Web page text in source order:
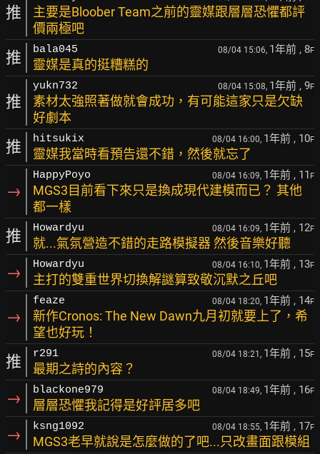
推
主要是Bloober Team之前的靈媒跟層層恐懼都評
價兩極吧
推 bala045 08/04 15:06, 1年前 , 8F
靈媒是真的挺糟糕的
推
yukn732 08/04 15:08, 1年前 , 9F
素材太強照著做就會成功，有可能這家只是欠缺
好劇本
推 hitsukix 08/04 16:00, 1年前 , 10F
靈媒我當時看預告還不錯，然後就忘了
→
HappyPoyo 08/04 16:09, 1年前 , 11 F
MGS3目前看下來只是換成現代建模而已？ 其他
都一樣
推 Howardyu 08/04 16:09, 1年前 , 12F
就...氣氛營造不錯的走路模擬器 然後音樂好聽
→ Howardyu 08/04 16:10, 1年前 , 13F
主打的雙重世界切換解謎算致敬沉默之丘吧
→
feaze 08/04 18:20, 1年前 , 14F
新作Cronos: The New Dawn九月初就要上了，希
望也好玩！
推 r291 08/04 18:21, 1年前 , 15F
最期之詩的內容？
→ blackone979 08/04 18:49, 1年前 , 16F
層層恐懼我記得是好評居多吧
→ ksng1092 08/04 18:55, 1年前 , 17F
MGS3老早就說是怎麼做的了吧...只改畫面跟模組